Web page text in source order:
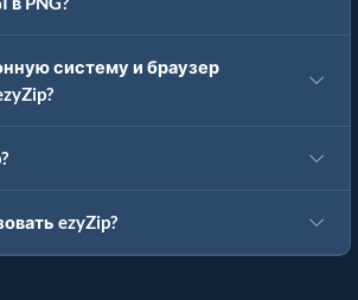
систему и браузер
ezyZip?